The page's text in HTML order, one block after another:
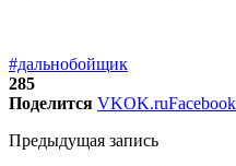
#дальнобойщик
285
Поделится VKOK.ruFacebook
Предыдущая запись